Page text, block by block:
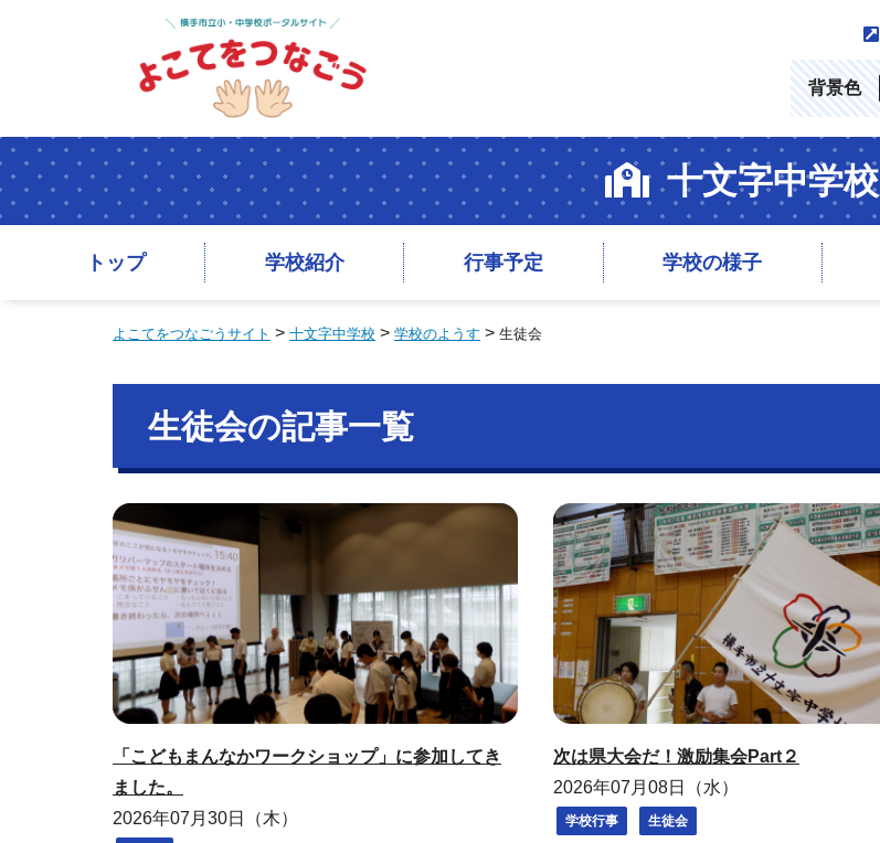
背景色
十文字中学校
トップ 学校紹介 行事予定 学校の様子
よこてをつなごうサイト > 十文字中学校 > 学校のようす > 生徒会
生徒会の記事一覧
「こどもまんなかワークショップ」に参加してき
ました。
2026年07月30日（木）
次は県大会だ！激励集会Part２
2026年07月08日（水）
学校行事 生徒会